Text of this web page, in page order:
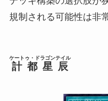
規制される可能性は非
計都星辰
ケートゥ・ドラゴンテイル